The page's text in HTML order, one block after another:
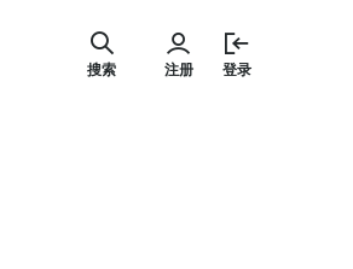
注册 登录
搜索